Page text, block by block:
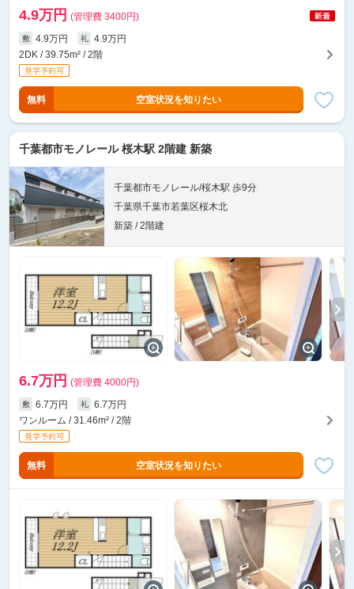
4.9万円 (管理費 3400円)
敷 4.9万円 礼
4.9万円
2DK / 39.75m² / 2階
無料 空室状況を知りたい
千葉都市モノレール 桜木駅 2階建 新築
千葉都市モノレール/桜木駅 歩9分
千葉県千葉市若葉区桜木北
新築 / 2階建
6.7万円 (管理費 4000円)
敷 6.7万円 礼
6.7万円
ワンルーム / 31.46m² / 2階
無料 空室状況を知りたい